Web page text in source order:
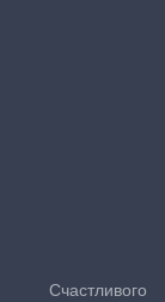
Счастливого